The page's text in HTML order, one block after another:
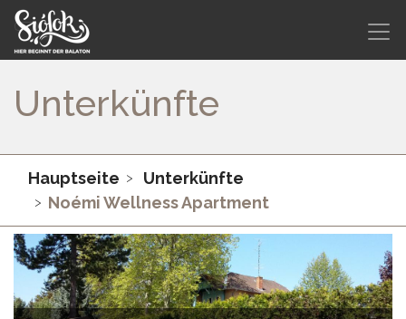
Unterkünfte
Hauptseite
Unterkünfte
Noémi Wellness Apartment